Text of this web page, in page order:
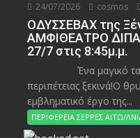
24/07/2026 cosmos
ΟΔΥΣΣΕΒΑΧ της
ΑΜΦΙΘΕΑΤΡΟ
27/7 στις 8:45μ.μ.
Ένα μαγικό ταξίδι
περιπέτειας ξεκινά!Ο
εμβληματικό έργο της...
ΠΕΡΙΦΕΡΕΙΑ ΣΕΡΡΕΣ ΑΙΤΩ/